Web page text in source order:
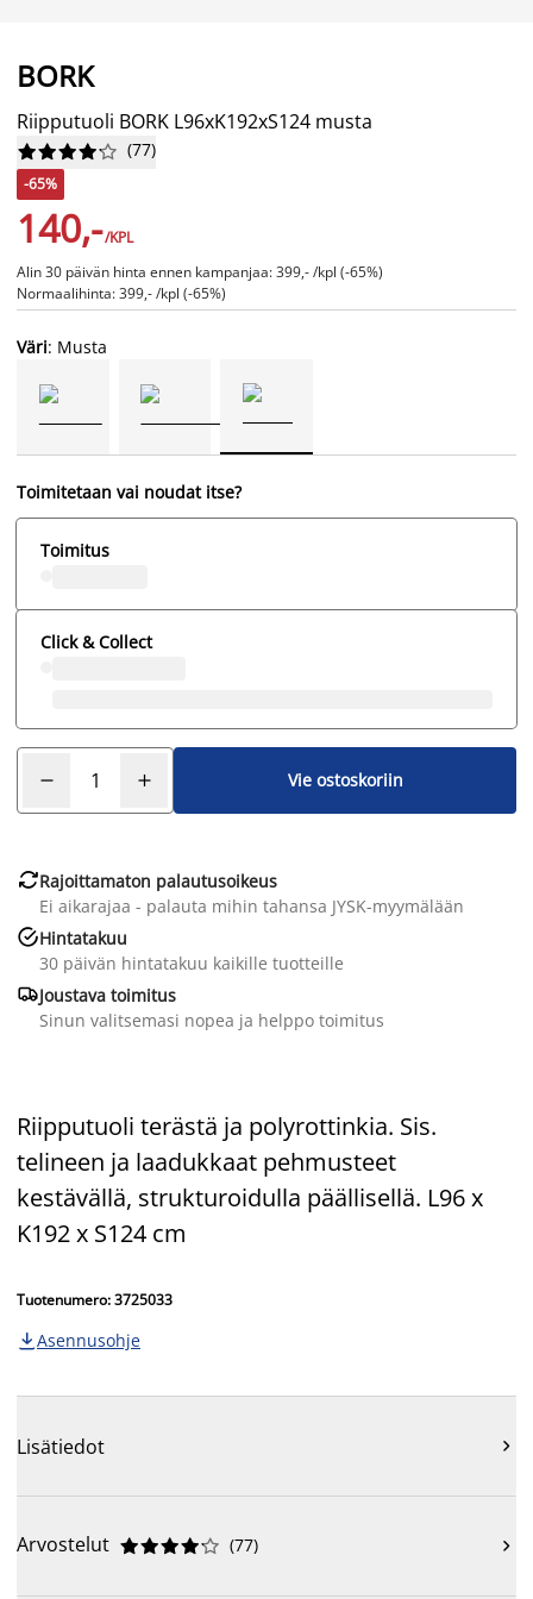
BORK
Riipputuoli BORK L96xK192xS124 musta





 (77)
-65%
140,-/KPL
Alin 30 päivän hinta ennen kampanjaa: 399,- /kpl (-65%)
Normaalihinta: 399,- /kpl (-65%)
Väri: Musta
Toimitetaan vai noudat itse?
Toimitus
Click & Collect
Vie ostoskoriin
Rajoittamaton palautusoikeus
Ei aikarajaa - palauta mihin tahansa JYSK-myymälään
Hintatakuu
30 päivän hintatakuu kaikille tuotteille
Joustava toimitus
Sinun valitsemasi nopea ja helppo toimitus
Riipputuoli terästä ja polyrottinkia. Sis.
telineen ja laadukkaat pehmusteet
kestävällä, strukturoidulla päällisellä. L96 x
K192 x S124 cm
Tuotenumero: 3725033
 Asennusohje
Lisätiedot 
Arvostelut 




 (77) 